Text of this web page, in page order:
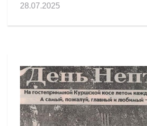
28.07.2025